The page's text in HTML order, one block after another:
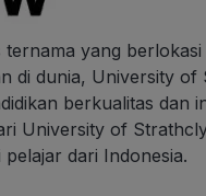
yang berlokasi
di dunia, University
berkualitas dan
University of
dari Indonesia.